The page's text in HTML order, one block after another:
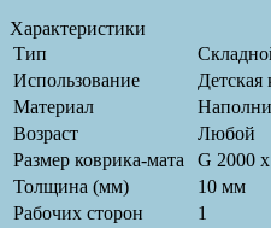
Характеристики
Тип
Использование
Детская
Материал
Возраст
Любой
Размер коврика-мата
G 2000
Толщина (мм)
10 мм
Рабочих сторон
1